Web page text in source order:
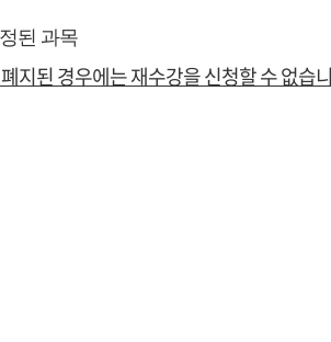
된 과목
지된 경우에는 재수강을 신청할 수 없습